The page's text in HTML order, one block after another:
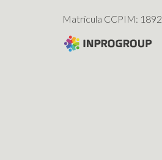
Matrícula CCPIM: 1892